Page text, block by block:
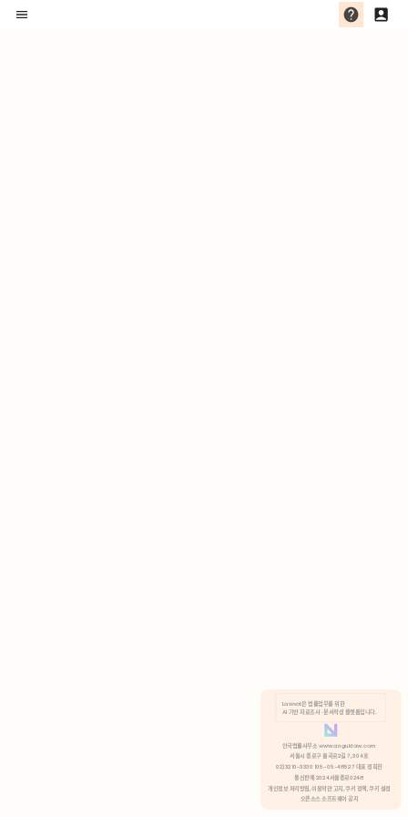
분석 쿠키 허용
Lawvot은 법률업무를 위한
AI 기반 자료조사 · 문서작성 플랫폼입니다.
안국법률사무소 www.anguklaw.com
서울시 종로구 율곡로2길 7, 304호
02)3210-3330 105-05-48527 대표 정희찬
통신판매 2024서울종로0248
개인정보 처리방침, 이용약관 고지, 쿠키 정책, 쿠키 설정
오픈소스 소프트웨어 공지